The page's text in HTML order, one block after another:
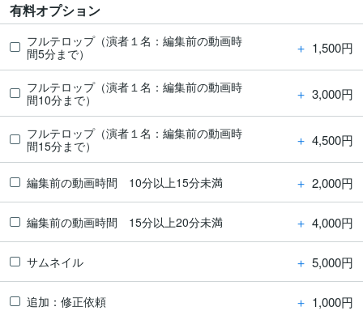
有料オプション
フルテロップ（演者１名：編集前の動画時
間5分まで）
＋ 1,500円
フルテロップ（演者１名：編集前の動画時
間10分まで）
＋ 3,000円
フルテロップ（演者１名：編集前の動画時
間15分まで）
＋ 4,500円
編集前の動画時間 10分以上15分未満 ＋ 2,000円
編集前の動画時間 15分以上20分未満 ＋ 4,000円
サムネイル ＋ 5,000円
追加：修正依頼 ＋ 1,000円